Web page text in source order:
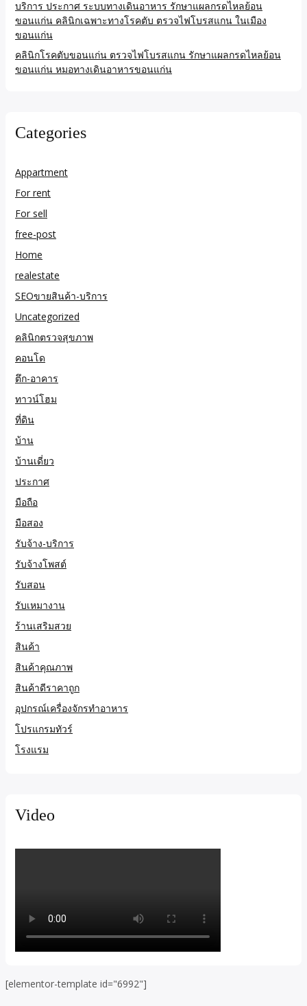
บริการ ประกาศ ระบบทางเดินอาหาร รักษาแผลกรดไหลย้อน
ขอนแก่น คลินิกเฉพาะทางโรคตับ ตรวจไฟโบรสแกน ในเมือง
ขอนแก่น
คลินิกโรคตับขอนแก่น ตรวจไฟโบรสแกน รักษาแผลกรดไหลย้อน
ขอนแก่น หมอทางเดินอาหารขอนแก่น
Categories
Appartment
For rent
For sell
free-post
Home
realestate
SEOขายสินค้า-บริการ
Uncategorized
คลินิกตรวจสุขภาพ
คอนโด
ตึก-อาคาร
ทาวน์โฮม
ที่ดิน
บ้าน
บ้านเดี่ยว
ประกาศ
มือถือ
มือสอง
รับจ้าง-บริการ
รับจ้างโพสต์
รับสอน
รับเหมางาน
ร้านเสริมสวย
สินค้า
สินค้าคุณภาพ
สินค้าดีราคาถูก
อุปกรณ์เครื่องจักรทำอาหาร
โปรแกรมทัวร์
โรงแรม
Video
[elementor-template id="6992"]